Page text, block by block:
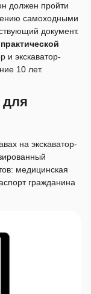
должен пройти
самоходными
документ.
и экскаватор-
10 лет.
на экскаватор-
медицинская
гражданина